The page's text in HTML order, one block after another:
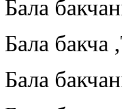
Бала
Бала
Бала